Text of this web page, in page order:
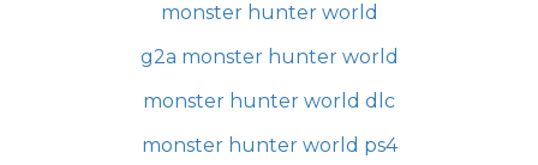
monster hunter world
g2a monster hunter world
monster hunter world dlc
monster hunter world ps4